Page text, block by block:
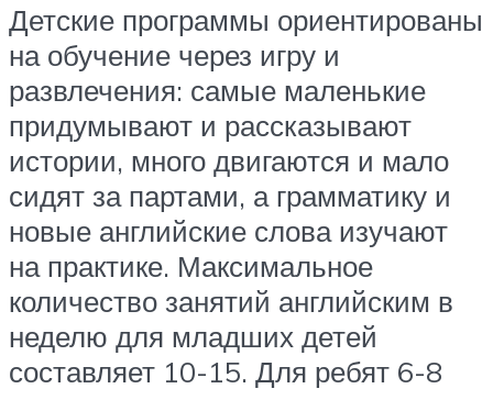
Детские программы ориентированы
на обучение через игру и
развлечения: самые маленькие
придумывают и рассказывают
истории, много двигаются и мало
сидят за партами, а грамматику и
новые английские слова изучают
на практике. Максимальное
количество занятий английским в
неделю для младших детей
составляет 10-15. Для ребят 6-8